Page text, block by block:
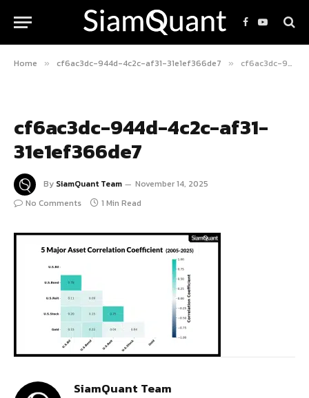
Facebook
YouTube
Home » cf6ac3dc-944d-4c2c-af31-31e1ef366de7 » cf6ac3dc-944d-4c2c-af31-31e1ef366de7
cf6ac3dc-944d-4c2c-af31-
31e1ef366de7
By SiamQuant Team
November 14, 2025
No Comments
1 Min Read
SiamQuant Team